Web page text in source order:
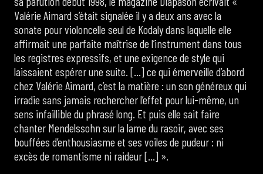
Valérie Aimard s’était signalée il y a deux ans avec la
sonate pour violoncelle seul de Kodaly dans laquelle elle
affirmait une parfaite maîtrise de l’instrument dans tous
les registres expressifs, et une exigence de style qui
laissaient espérer une suite. […] ce qui émerveille d’abord
chez Valérie Aimard, c’est la matière : un son généreux qui
irradie sans jamais rechercher l’effet pour lui-même, un
sens infaillible du phrasé long. Et puis elle sait faire
chanter Mendelssohn sur la lame du rasoir, avec ses
bouffées d’enthousiasme et ses voiles de pudeur : ni
excès de romantisme ni raideur […] ».